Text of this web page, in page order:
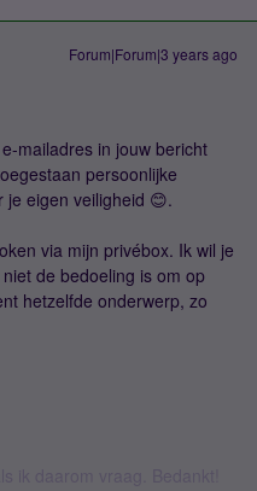
Forum|Forum|3 years ago
mailadres in jouw bericht
persoonlijke
je eigen veiligheid 😊.
via mijn privébox. Ik wil je
de bedoeling is om op
hetzelfde onderwerp, zo